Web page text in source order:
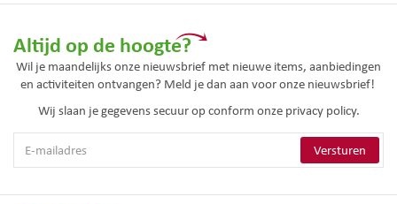
Altijd op de hoogte?
Wil je maandelijks onze nieuwsbrief met nieuwe items, aanbiedingen
en activiteiten ontvangen? Meld je dan aan voor onze nieuwsbrief!
Wij slaan je gegevens secuur op conform onze privacy policy.